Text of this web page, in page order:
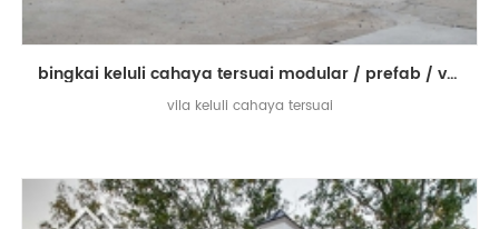
bingkai keluli cahaya tersuai modular / prefab / vila hidup prefabrikasi
vila keluli cahaya tersuai